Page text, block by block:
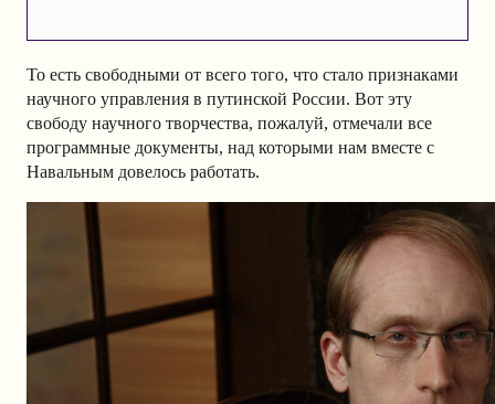
То есть свободными от всего того, что стало признаками
научного управления в путинской России. Вот эту
свободу научного творчества, пожалуй, отмечали все
программные документы, над которыми нам вместе с
Навальным довелось работать.